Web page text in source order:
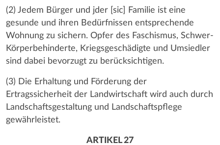
(2) Jedem Bürger und jder [sic] Familie ist eine
gesunde und ihren Bedürfnissen entsprechende
Wohnung zu sichern. Opfer des Faschismus, Schwer-
Körperbehinderte, Kriegsgeschädigte und Umsiedler
sind dabei bevorzugt zu berücksichtigen.
(3) Die Erhaltung und Förderung der
Ertragssicherheit der Landwirtschaft wird auch durch
Landschaftsgestaltung und Landschaftspflege
gewährleistet.
ARTIKEL 27